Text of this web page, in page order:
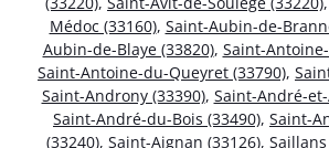
Médoc (33160), Saint-Aubin-de-
Aubin-de-Blaye (33820), Saint-
Saint-Antoine-du-Queyret (33790),
Saint-Androny (33390), Saint-André-
Saint-André-du-Bois (33490), Saint-
(33240), Saint-Aignan (33126),